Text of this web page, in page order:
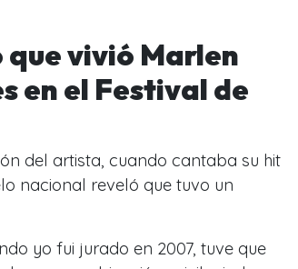
vivió Marlen
en el Festival de
del artista, cuando cantaba su hit
nacional reveló que tuvo un
yo fui jurado en 2007, tuve que